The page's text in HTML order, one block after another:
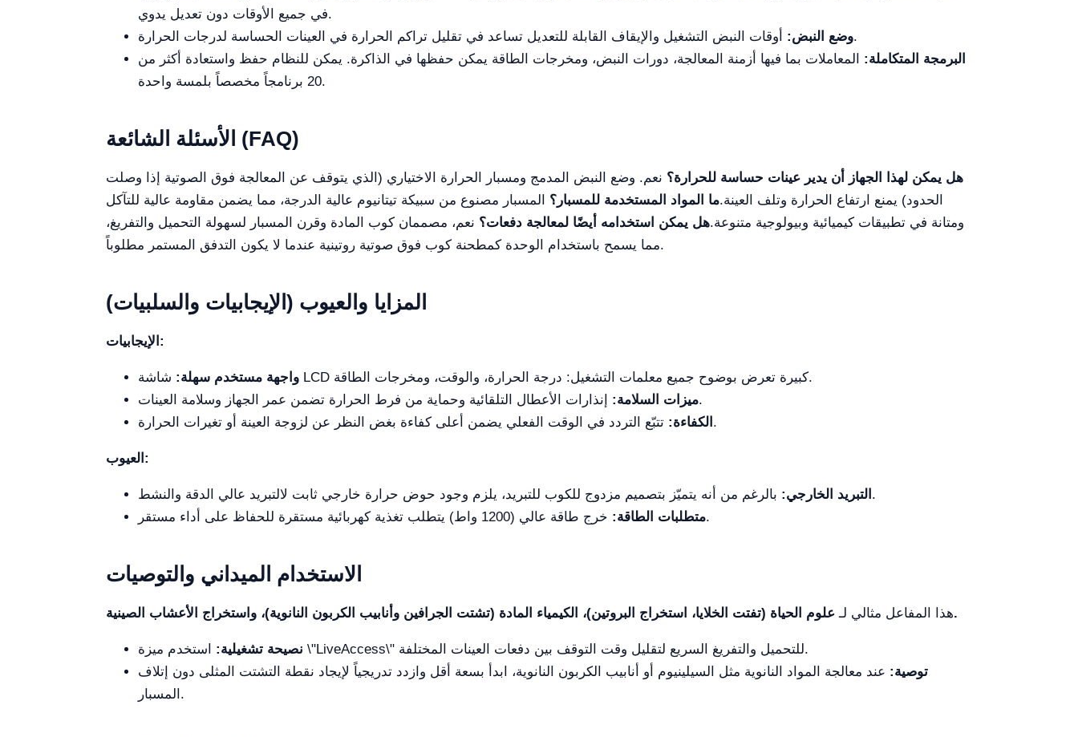
في جميع الأوقات دون تعديل يدوي.
وضع النبض:أوقات النبض التشغيل والإيقاف القابلة للتعديل تساعد في تقليل تراكم الحرارة في العينات الحساسة لدرجات الحرارة.
البرمجة المتكاملة: المعاملات بما فيها أزمنة المعالجة، دورات النبض، ومخرجات الطاقة يمكن حفظها في الذاكرة. يمكن للنظام حفظ واستعادة أكثر من
20 برنامجاً مخصصاً بلمسة واحدة.
الأسئلة الشائعة (FAQ)
هل يمكن لهذا الجهاز أن يدير عينات حساسة للحرارة؟ نعم. وضع النبض المدمج ومسبار الحرارة الاختياري (الذي يتوقف عن المعالجة فوق الصوتية إذا وصلت
الحدود) يمنع ارتفاع الحرارة وتلف العينة.ما المواد المستخدمة للمسبار؟ المسبار مصنوع من سبيكة تيتانيوم عالية الدرجة، مما يضمن مقاومة عالية للتآكل
ومتانة في تطبيقات كيميائية وبيولوجية متنوعة.هل يمكن استخدامه أيضًا لمعالجة دفعات؟ نعم، مصممان كوب المادة وقرن المسبار لسهولة التحميل والتفريغ،
مما يسمح باستخدام الوحدة كمطحنة كوب فوق صوتية روتينية عندما لا يكون التدفق المستمر مطلوباً.
المزايا والعيوب (الإيجابيات والسلبيات)
الإيجابيات:
واجهة مستخدم سهلة:
شاشة LCD كبيرة تعرض بوضوح جميع معلمات التشغيل: درجة الحرارة، والوقت، ومخرجات الطاقة.
ميزات السلامة:إنذارات الأعطال التلقائية وحماية من فرط الحرارة تضمن عمر الجهاز وسلامة العينات.
الكفاءة: تتبّع التردد في الوقت الفعلي يضمن أعلى كفاءة بغض النظر عن لزوجة العينة أو تغيرات الحرارة.
العيوب:
التبريد الخارجي: بالرغم من أنه يتميّز بتصميم مزدوج للكوب للتبريد، يلزم وجود حوض حرارة خارجي ثابت لالتبريد عالي الدقة والنشط.
متطلبات الطاقة:خرج طاقة عالي (1200 واط) يتطلب تغذية كهربائية مستقرة للحفاظ على أداء مستقر.
الاستخدام الميداني والتوصيات
هذا المفاعل مثالي لـعلوم الحياة (تفتت الخلايا، استخراج البروتين)، الكيمياء المادة (تشتت الجرافين وأنابيب الكربون النانوية)، واستخراج الأعشاب الصينية.
نصيحة تشغيلية:
استخدم ميزة \"LiveAccess\" للتحميل والتفريغ السريع لتقليل وقت التوقف بين دفعات العينات المختلفة.
توصية: عند معالجة المواد النانوية مثل السيلينيوم أو أنابيب الكربون النانوية، ابدأ بسعة أقل وازدد تدريجياً لإيجاد نقطة التشتت المثلى دون إتلاف
المسبار.